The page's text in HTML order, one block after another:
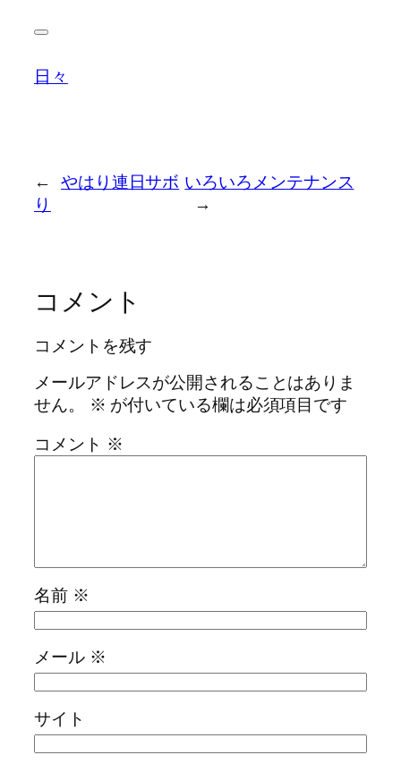
日々
←
やはり連日サボ
り
いろいろメンテナンス
→
コメント
コメントを残す
メールアドレスが公開されることはありま
せん。
※ が付いている欄は必須項目です
コメント ※
名前 ※
メール ※
サイト